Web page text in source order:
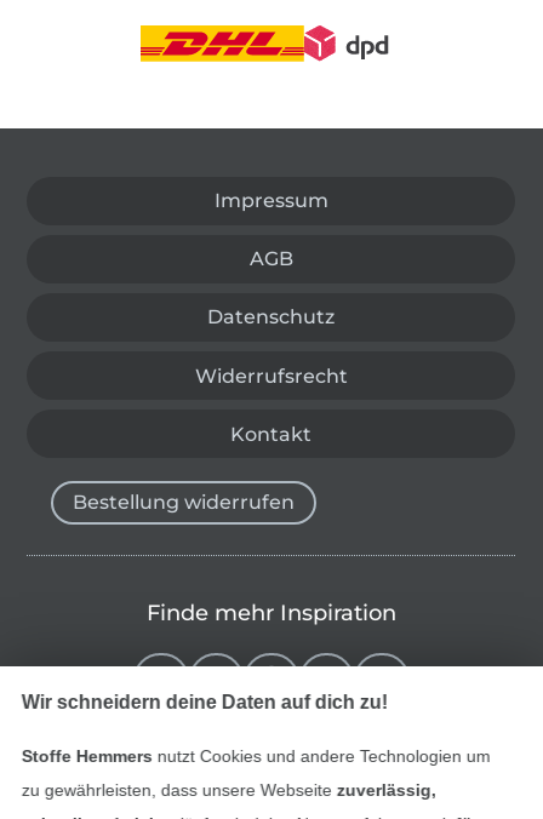
Impressum
AGB
Datenschutz
Widerrufsrecht
Kontakt
Bestellung widerrufen
Finde mehr Inspiration
Wir schneidern deine Daten auf dich zu!
Stoffe Hemmers nutzt Cookies und andere Technologien um
zu gewährleisten, dass unsere Webseite zuverlässig,